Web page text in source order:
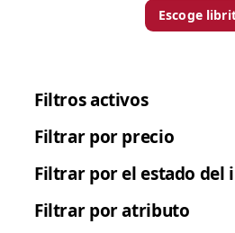
Escoge
Filtros activos
Filtrar por precio
Filtrar por el estado del
Filtrar por atributo